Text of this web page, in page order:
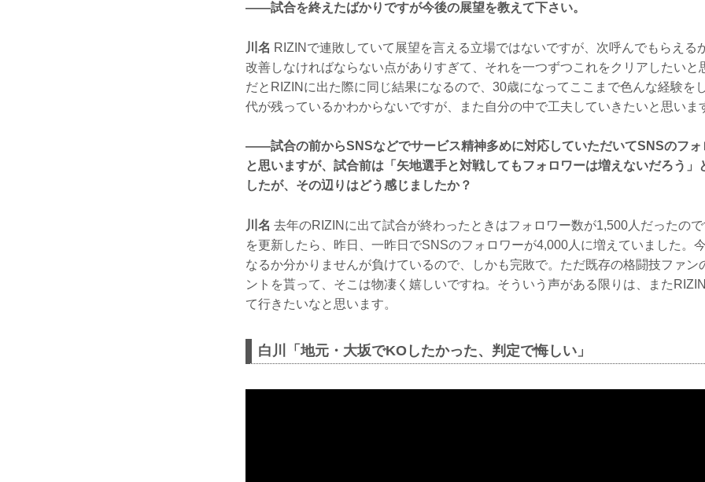
——試合を終えたばかりですが今後の展望を教えて下さい。
川名 RIZINで連敗していて展望を言える立場ではないですが、次呼んでもらえる
改善しなければならない点がありすぎて、それを一つずつこれをクリアしたいと
だとRIZINに出た際に同じ結果になるので、30歳になってここまで色んな経験を
代が残っているかわからないですが、また自分の中で工夫していきたいと思いま
——試合の前からSNSなどでサービス精神多めに対応していただいてSNSのフォ
と思いますが、試合前は「矢地選手と対戦してもフォロワーは増えないだろう」
したが、その辺りはどう感じましたか？
川名 去年のRIZINに出て試合が終わったときはフォロワー数が1,500人だったの
を更新したら、昨日、一昨日でSNSのフォロワーが4,000人に増えていました。
なるか分かりませんが負けているので、しかも完敗で。ただ既存の格闘技ファン
ントを貰って、そこは物凄く嬉しいですね。そういう声がある限りは、また
て行きたいなと思います。
白川「地元・大坂でKOしたかった、判定で悔しい」